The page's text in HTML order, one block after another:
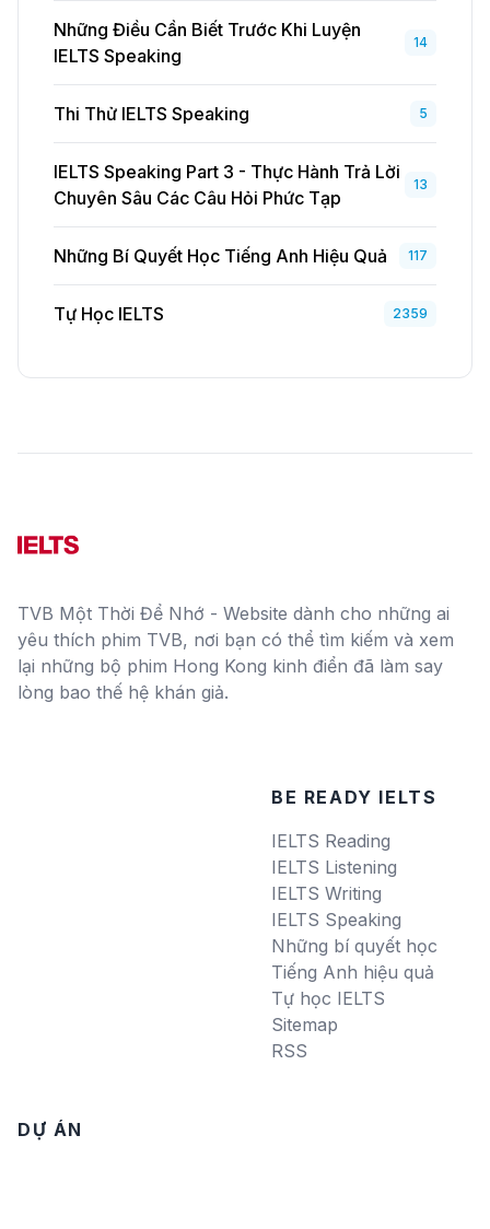
Những Điều Cần Biết Trước Khi Luyện
IELTS Speaking
14
Thi Thử IELTS Speaking 5
IELTS Speaking Part 3 - Thực Hành Trả Lời
Chuyên Sâu Các Câu Hỏi Phức Tạp
13
Những Bí Quyết Học Tiếng Anh Hiệu Quả 117
Tự Học IELTS 2359
TVB Một Thời Để Nhớ - Website dành cho những ai
yêu thích phim TVB, nơi bạn có thể tìm kiếm và xem
lại những bộ phim Hong Kong kinh điển đã làm say
lòng bao thế hệ khán giả.
BE READY IELTS
IELTS Reading
IELTS Listening
IELTS Writing
IELTS Speaking
Những bí quyết học
Tiếng Anh hiệu quả
Tự học IELTS
Sitemap
RSS
DỰ ÁN